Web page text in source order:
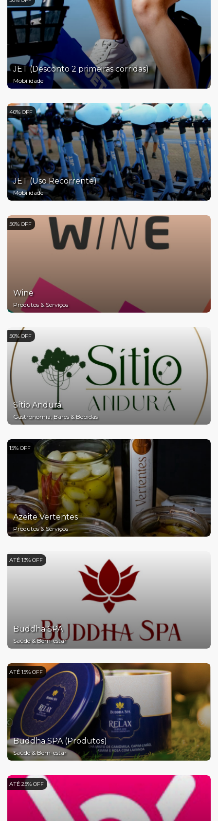
JET (Desconto 2 primeiras corridas)
Mobilidade
40% OFF
JET (Uso Recorrente)
Mobilidade
50% OFF
Wine
Produtos & Serviços
50% OFF
Sítio Andurá
Gastronomia, Bares & Bebidas
15% OFF
Azeite Vertentes
Produtos & Serviços
ATÉ 13% OFF
Buddha SPA
Saúde & Bem-estar
ATÉ 15% OFF
Buddha SPA (Produtos)
Saúde & Bem-estar
ATÉ 25% OFF